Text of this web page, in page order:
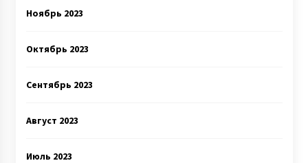
Ноябрь 2023
Октябрь 2023
Сентябрь 2023
Август 2023
Июль 2023